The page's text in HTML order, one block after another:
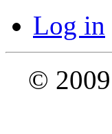
Log in
© 2009